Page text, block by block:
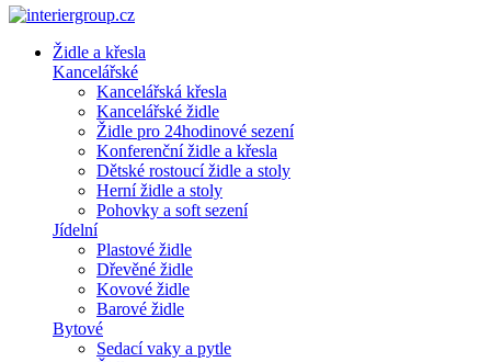
Židle a křesla
Kancelářské
Kancelářská křesla
Kancelářské židle
Židle pro 24hodinové sezení
Konferenční židle a křesla
Dětské rostoucí židle a stoly
Herní židle a stoly
Pohovky a soft sezení
Jídelní
Plastové židle
Dřevěné židle
Kovové židle
Barové židle
Bytové
Sedací vaky a pytle